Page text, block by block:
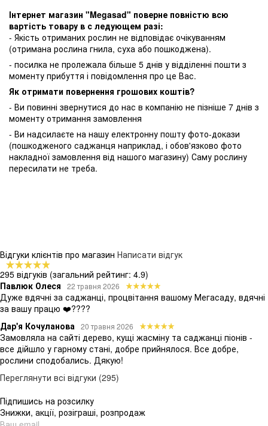
Інтернет магазин "Megasad" поверне повністю всю
вартість товару в с ледующем разі:
- Якість отриманих рослин не відповідає очікуванням
(отримана рослина гнила, суха або пошкоджена).
- посилка не пролежала більше 5 днів у відділенні пошти з
моменту прибуття і повідомлення про це Вас.
Як отримати повернення грошових коштів?
- Ви повинні звернутися до нас в компанію не пізніше 7 днів з
моменту отримання замовлення
- Ви надсилаєте на нашу електронну пошту фото-докази
(пошкодженого саджанця наприклад, і обов'язково фото
накладної замовлення від нашого магазину) Саму рослину
пересилати не треба.
Відгуки клієнтів про магазин Написати відгук
295 відгуків (загальний рейтинг: 4.9)
Павлюк Олеся
22 травня 2026
Дуже вдячні за саджанці, процвітання вашому Мегасаду, вдячні
за вашу працю ❤️????
Дар'я Кочуланова 20 травня 2026
Замовляла на сайті дерево, кущі жасміну та саджанці піонів -
все дійшло у гарному стані, добре прийнялося. Все добре,
рослини сподобались. Дякую!
Переглянути всі відгуки (295)
Підпишись на розсилку
Знижки, акції, розіграші, розпродаж